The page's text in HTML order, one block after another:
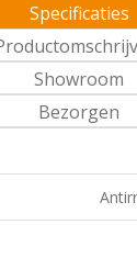
Specificaties
Showroom
Bezorgen